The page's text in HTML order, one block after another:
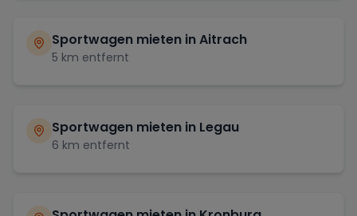
Sportwagen mieten inAitrach
5 km entfernt
Sportwagen mieten in Legau
6 km entfernt